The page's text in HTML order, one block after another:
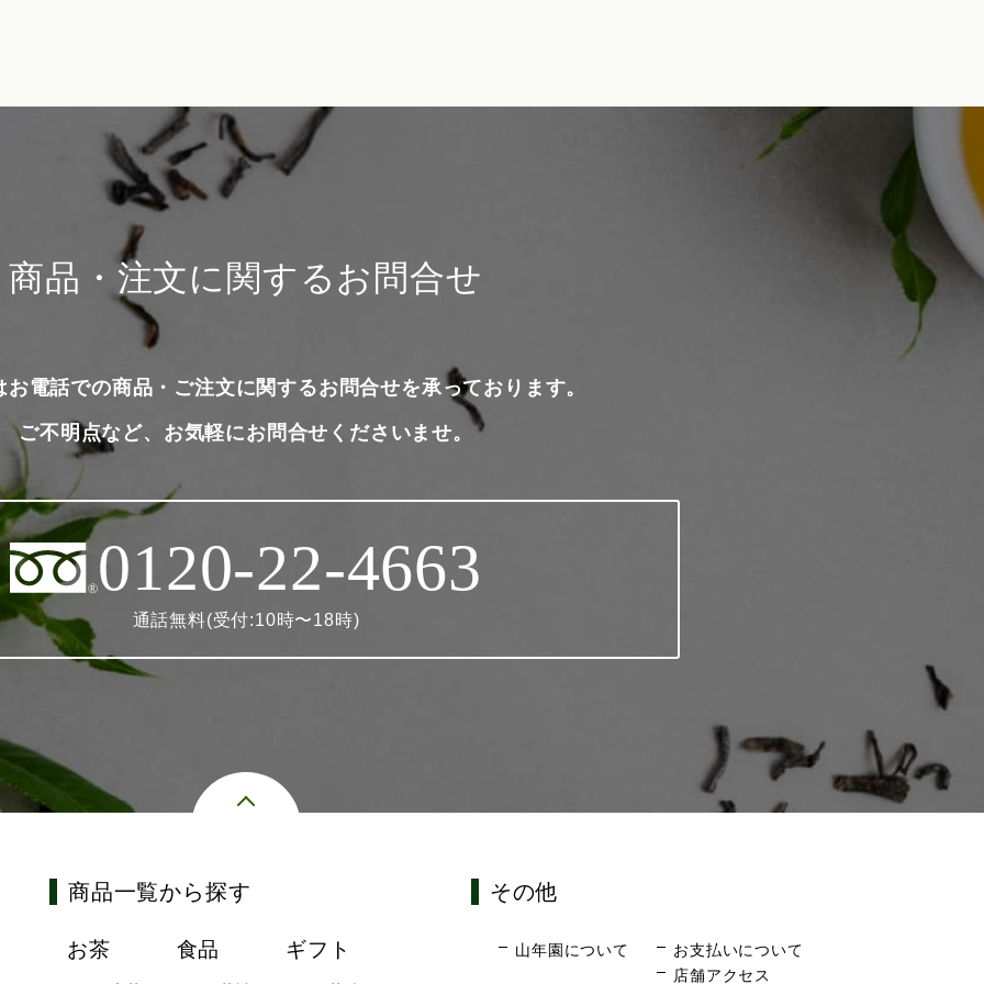
商品・注文に関するお問合せ
お電話での商品・ご注文に関するお問合せを承っております。
ご不明点など、お気軽にお問合せくださいませ。
0120-22-4663
通話無料(受付:10時〜18時)
商品一覧から探す
お茶 食品 ギフト
その他
山年園について
お支払いについて
店舗アクセス